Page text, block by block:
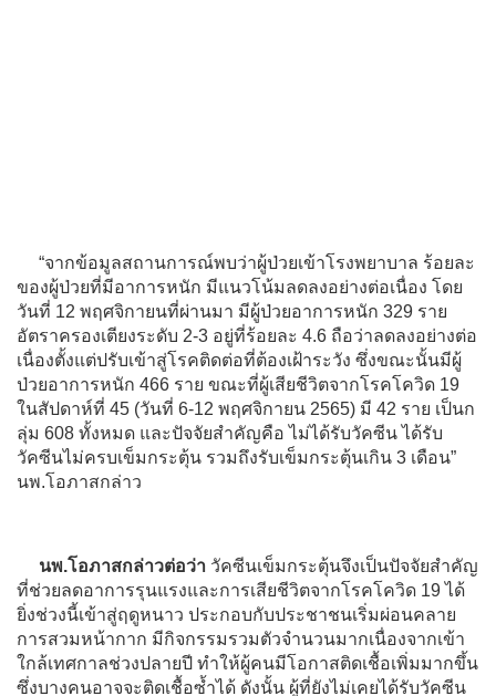
“จากข้อมูลสถานการณ์พบว่าผู้ป่วยเข้าโรงพยาบาล ร้อยละ
ของผู้ป่วยที่มีอาการหนัก มีแนวโน้มลดลงอย่างต่อเนื่อง โดย
วันที่ 12 พฤศจิกายนที่ผ่านมา มีผู้ป่วยอาการหนัก 329 ราย
อัตราครองเตียงระดับ 2-3 อยู่ที่ร้อยละ 4.6 ถือว่าลดลงอย่างต่อ
เนื่องตั้งแต่ปรับเข้าสู่โรคติดต่อที่ต้องเฝ้าระวัง ซึ่งขณะนั้นมีผู้
ป่วยอาการหนัก 466 ราย ขณะที่ผู้เสียชีวิตจากโรคโควิด 19
ในสัปดาห์ที่ 45 (วันที่ 6-12 พฤศจิกายน 2565) มี 42 ราย เป็นก
ลุ่ม 608 ทั้งหมด และปัจจัยสำคัญคือ ไม่ได้รับวัคซีน ได้รับ
วัคซีนไม่ครบเข็มกระตุ้น รวมถึงรับเข็มกระตุ้นเกิน 3 เดือน”
นพ.โอภาสกล่าว
นพ.โอภาสกล่าวต่อว่า วัคซีนเข็มกระตุ้นจึงเป็นปัจจัยสำคัญ
ที่ช่วยลดอาการรุนแรงและการเสียชีวิตจากโรคโควิด 19 ได้
ยิ่งช่วงนี้เข้าสู่ฤดูหนาว ประกอบกับประชาชนเริ่มผ่อนคลาย
การสวมหน้ากาก มีกิจกรรมรวมตัวจำนวนมากเนื่องจากเข้า
ใกล้เทศกาลช่วงปลายปี ทำให้ผู้คนมีโอกาสติดเชื้อเพิ่มมากขึ้น
ซึ่งบางคนอาจจะติดเชื้อซ้ำได้ ดังนั้น ผู้ที่ยังไม่เคยได้รับวัคซีน